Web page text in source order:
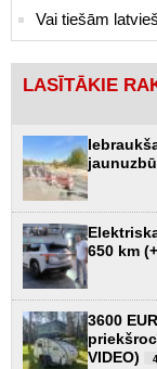
Vai tiešām
LASĪTĀKIE
650 km
3600
VIDEO)
4